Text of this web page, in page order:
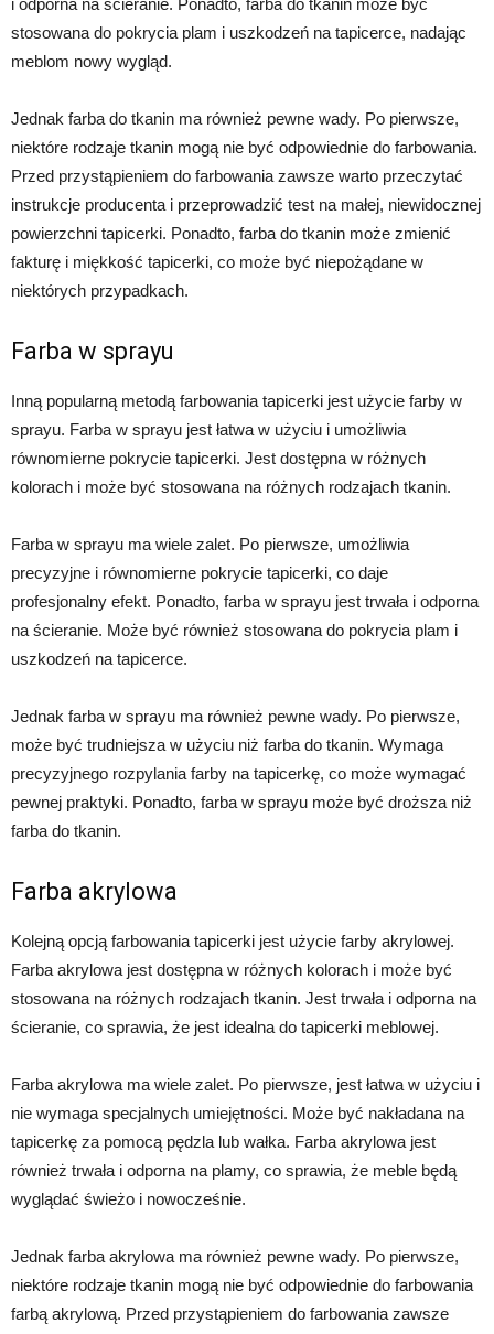
i odporna na ścieranie. Ponadto, farba do tkanin może być
stosowana do pokrycia plam i uszkodzeń na tapicerce, nadając
meblom nowy wygląd.
Jednak farba do tkanin ma również pewne wady. Po pierwsze,
niektóre rodzaje tkanin mogą nie być odpowiednie do farbowania.
Przed przystąpieniem do farbowania zawsze warto przeczytać
instrukcje producenta i przeprowadzić test na małej, niewidocznej
powierzchni tapicerki. Ponadto, farba do tkanin może zmienić
fakturę i miękkość tapicerki, co może być niepożądane w
niektórych przypadkach.
Farba w sprayu
Inną popularną metodą farbowania tapicerki jest użycie farby w
sprayu. Farba w sprayu jest łatwa w użyciu i umożliwia
równomierne pokrycie tapicerki. Jest dostępna w różnych
kolorach i może być stosowana na różnych rodzajach tkanin.
Farba w sprayu ma wiele zalet. Po pierwsze, umożliwia
precyzyjne i równomierne pokrycie tapicerki, co daje
profesjonalny efekt. Ponadto, farba w sprayu jest trwała i odporna
na ścieranie. Może być również stosowana do pokrycia plam i
uszkodzeń na tapicerce.
Jednak farba w sprayu ma również pewne wady. Po pierwsze,
może być trudniejsza w użyciu niż farba do tkanin. Wymaga
precyzyjnego rozpylania farby na tapicerkę, co może wymagać
pewnej praktyki. Ponadto, farba w sprayu może być droższa niż
farba do tkanin.
Farba akrylowa
Kolejną opcją farbowania tapicerki jest użycie farby akrylowej.
Farba akrylowa jest dostępna w różnych kolorach i może być
stosowana na różnych rodzajach tkanin. Jest trwała i odporna na
ścieranie, co sprawia, że jest idealna do tapicerki meblowej.
Farba akrylowa ma wiele zalet. Po pierwsze, jest łatwa w użyciu i
nie wymaga specjalnych umiejętności. Może być nakładana na
tapicerkę za pomocą pędzla lub wałka. Farba akrylowa jest
również trwała i odporna na plamy, co sprawia, że meble będą
wyglądać świeżo i nowocześnie.
Jednak farba akrylowa ma również pewne wady. Po pierwsze,
niektóre rodzaje tkanin mogą nie być odpowiednie do farbowania
farbą akrylową. Przed przystąpieniem do farbowania zawsze